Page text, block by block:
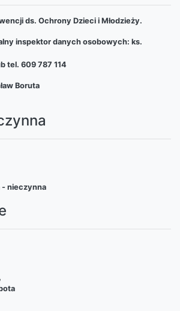
ds. Ochrony Dzieci i Młodzieży.
inspektor danych osobowych: ks.
tel. 609 787 114
Boruta
- nieczynna